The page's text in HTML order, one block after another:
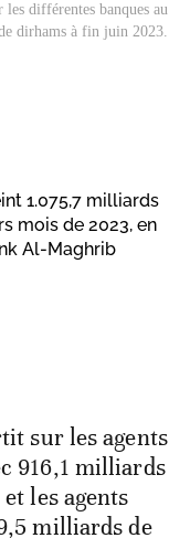
les différentes banques au
dirhams à fin juin 2023.
1.075,7 milliards
mois de 2023, en
Al-Maghrib
sur les agents
916,1 milliards
les agents
milliards de